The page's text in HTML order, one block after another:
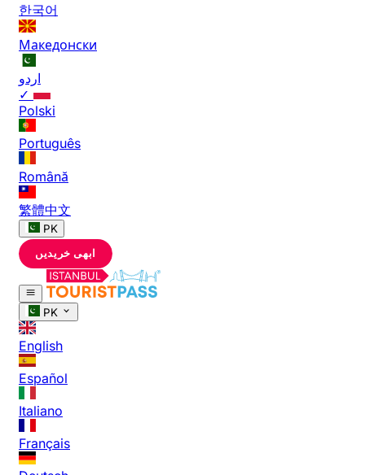
한국어
Македонски
اردو
✓
Polski
Português
Română
繁體中文
PK
ابھی خریدیں
PK
English
Español
Italiano
Français